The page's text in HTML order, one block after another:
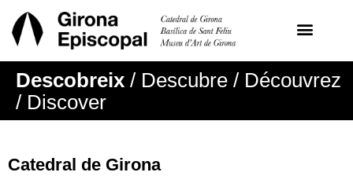
Descobreix / Descubre / Découvrez
/ Discover
Catedral de Girona